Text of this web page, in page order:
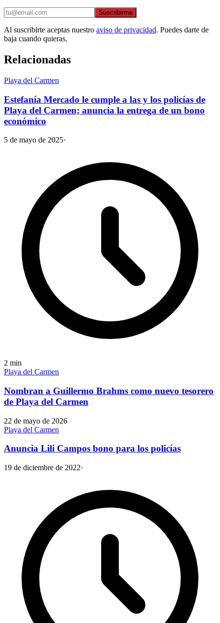
Suscribirme
Al suscribirte aceptas nuestro aviso de privacidad. Puedes darte de
baja cuando quieras.
Relacionadas
Playa del Carmen
Estefanía Mercado le cumple a las y los policías de
Playa del Carmen; anuncia la entrega de un bono
económico
5 de mayo de 2025·
2 min
Playa del Carmen
Nombran a Guillermo Brahms como nuevo tesorero
de Playa del Carmen
22 de mayo de 2026
Playa del Carmen
Anuncia Lili Campos bono para los policías
19 de diciembre de 2022·